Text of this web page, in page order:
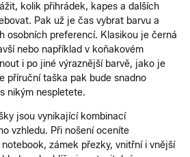
kolik přihrádek, kapes a dalších
Pak už je čas vybrat barvu a
osobních preferencí. Klasikou je černá
nebo například v koňakovém
i po jiné výraznější barvě, jako je
příruční taška pak bude snadno
nikým nespletete.
jsou vynikající kombinací
vzhledu. Při nošení oceníte
zámek přezky, vnitřní i vnější